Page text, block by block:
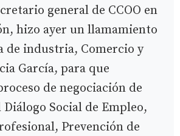
general de CCOO en
hizo ayer un llamamiento
de industria, Comercio y
García, para que
de negociación de
Diálogo Social de Empleo,
Prevención de